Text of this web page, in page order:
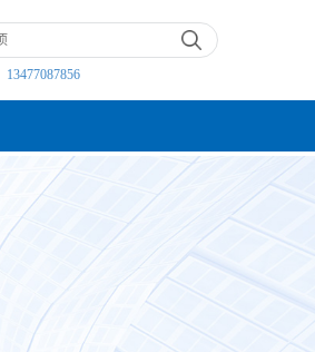
13477087856